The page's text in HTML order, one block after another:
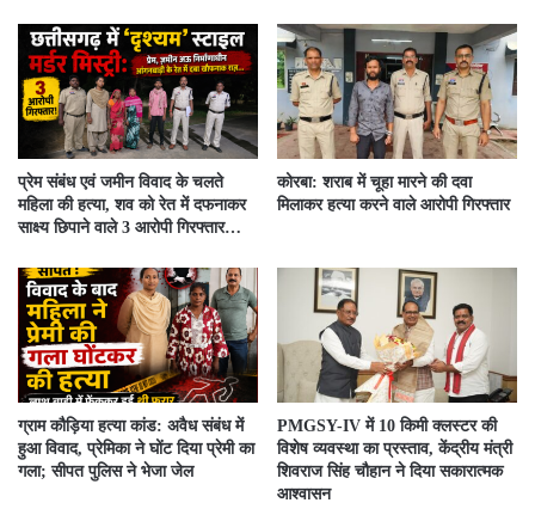
प्रेम संबंध एवं जमीन विवाद के चलते
महिला की हत्या, शव को रेत में दफनाकर
साक्ष्य छिपाने वाले 3 आरोपी गिरफ्तार…
कोरबा: शराब में चूहा मारने की दवा
मिलाकर हत्या करने वाले आरोपी गिरफ्तार
ग्राम कौड़िया हत्या कांड: अवैध संबंध में
हुआ विवाद, प्रेमिका ने घोंट दिया प्रेमी का
गला; सीपत पुलिस ने भेजा जेल
PMGSY-IV में 10 किमी क्लस्टर की
विशेष व्यवस्था का प्रस्ताव, केंद्रीय मंत्री
शिवराज सिंह चौहान ने दिया सकारात्मक
आश्वासन